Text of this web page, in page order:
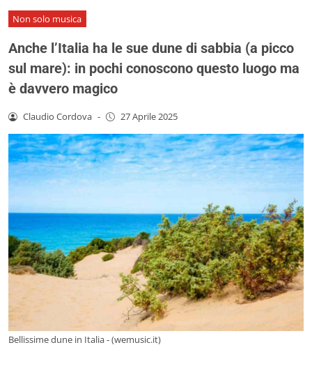
Non solo musica
Anche l’Italia ha le sue dune di sabbia (a picco
sul mare): in pochi conoscono questo luogo ma
è davvero magico
Claudio Cordova - 27 Aprile 2025
Bellissime dune in Italia - (wemusic.it)